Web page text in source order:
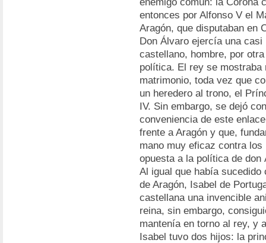
entonces por Alfonso V el
Aragón, que disputaban en
Don Álvaro ejercía una
castellano, hombre, por
política. El rey se mostraba
matrimonio, toda vez que
un heredero al trono, el
IV. Sin embargo, se dejó
conveniencia de este
frente a Aragón y que,
mano muy eficaz contra
opuesta a la política de don
Al igual que había
de Aragón, Isabel de
castellana una invencible
reina, sin embargo,
mantenía en torno al rey, y
Isabel tuvo dos hijos: la